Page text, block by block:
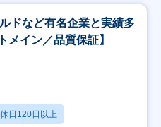
ドなど有名企業と実績多
メイン／品質保証】
休日120日以上